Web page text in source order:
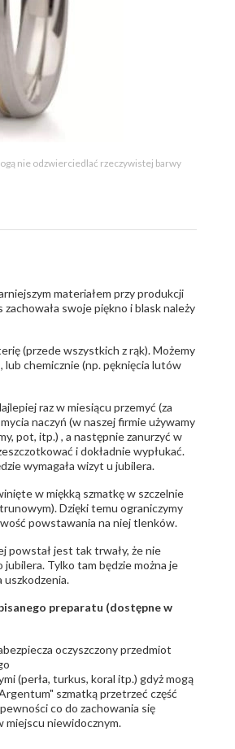
nie odzwierciedlać rzeczywistej barwy
materiałem przy produkcji
swoje piękno i blask należy
(przede wszystkich z rąk). Możemy
lub chemicznie (np. pęknięcia lutów
raz w miesiącu przemyć (za
naczyń (w naszej firmie używamy
pot, itp.) , a następnie zanurzyć w
i dokładnie wypłukać.
wymagała wizyt u jubilera.
w miękką szmatkę w szczelnie
Dzięki temu ograniczymy
powstawania na niej tlenków.
powstał jest tak trwały, że nie
Tylko tam będzie można je
uszkodzenia.
preparatu (dostępne w
oczyszczony przedmiot
(perła, turkus, koral itp.) gdyż mogą
szmatką przetrzeć część
co do zachowania się
miejscu niewidocznym.